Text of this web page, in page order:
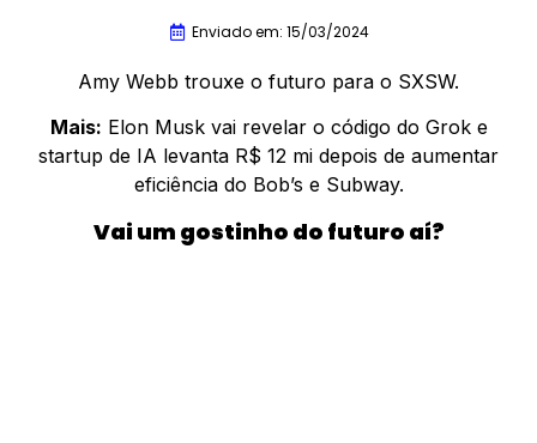
Enviado em: 15/03/2024
Amy Webb trouxe o futuro para o SXSW.
Mais: Elon Musk vai revelar o código do Grok e
startup de IA levanta R$ 12 mi depois de aumentar
eficiência do Bob’s e Subway.
Vai um gostinho do futuro aí?